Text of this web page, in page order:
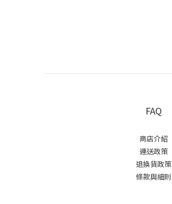
FAQ
商店介紹
運送政策
退換貨政策
條款與細則